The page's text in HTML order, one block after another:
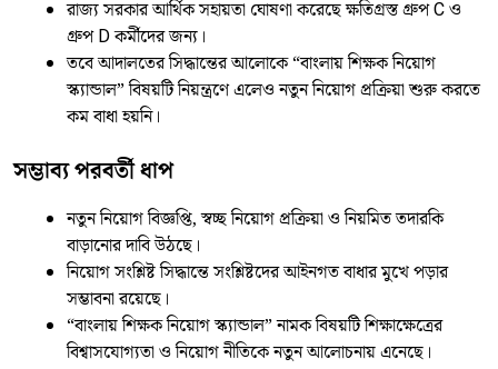
রাজ্য সরকার আর্থিক সহায়তা ঘোষণা করেছে ক্ষতিগ্রস্ত গ্রুপ C ও
গ্রুপ D কর্মীদের জন্য।
তবে আদালতের সিদ্ধান্তের আলোকে “বাংলায় শিক্ষক নিয়োগ
স্ক্যান্ডাল” বিষয়টি নিয়ন্ত্রণে এলেও নতুন নিয়োগ প্রক্রিয়া শুরু করতে
কম বাধা হয়নি।
সম্ভাব্য পরবর্তী ধাপ
নতুন নিয়োগ বিজ্ঞপ্তি, স্বচ্ছ নিয়োগ প্রক্রিয়া ও নিয়মিত তদারকি
বাড়ানোর দাবি উঠছে।
নিয়োগ সংশ্লিষ্ট সিদ্ধান্তে সংশ্লিষ্টদের আইনগত বাধার মুখে পড়ার
সম্ভাবনা রয়েছে।
“বাংলায় শিক্ষক নিয়োগ স্ক্যান্ডাল” নামক বিষয়টি শিক্ষাক্ষেত্রের
বিশ্বাসযোগ্যতা ও নিয়োগ নীতিকে নতুন আলোচনায় এনেছে।